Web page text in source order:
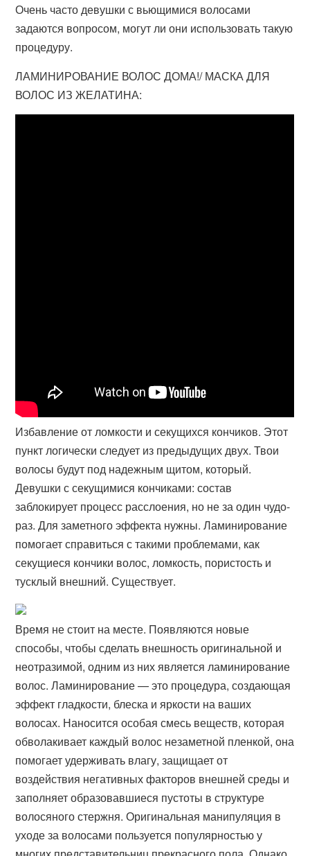
Очень часто девушки с вьющимися волосами
задаются вопросом, могут ли они использовать такую
процедуру.
ЛАМИНИРОВАНИЕ ВОЛОС ДОМА!/ МАСКА ДЛЯ
ВОЛОС ИЗ ЖЕЛАТИНА:
Избавление от ломкости и секущихся кончиков. Этот
пункт логически следует из предыдущих двух. Твои
волосы будут под надежным щитом, который.
Девушки с секущимися кончиками: состав
заблокирует процесс расслоения, но не за один чудо-
раз. Для заметного эффекта нужны. Ламинирование
помогает справиться с такими проблемами, как
секущиеся кончики волос, ломкость, пористость и
тусклый внешний. Существует.
Время не стоит на месте. Появляются новые
способы, чтобы сделать внешность оригинальной и
неотразимой, одним из них является ламинирование
волос. Ламинирование — это процедура, создающая
эффект гладкости, блеска и яркости на ваших
волосах. Наносится особая смесь веществ, которая
обволакивает каждый волос незаметной пленкой, она
помогает удерживать влагу, защищает от
воздействия негативных факторов внешней среды и
заполняет образовавшиеся пустоты в структуре
волосяного стержня. Оригинальная манипуляция в
уходе за волосами пользуется популярностью у